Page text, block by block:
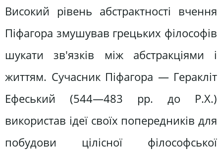
Високий рівень абстрактності вчення
Піфагора змушував грецьких філософів
шукати зв'язків між абстракціями і
життям. Сучасник Піфагора — Геракліт
Ефеський (544—483 pp. до Р.Х.)
використав ідеї своїх попередників для
побудови цілісної філософської